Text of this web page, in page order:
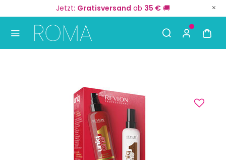
Jetzt: Gratisversand ab 35 € 🚚